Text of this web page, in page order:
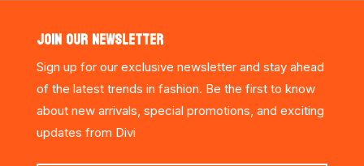
JOIN OUR NEWSLETTER
Sign up for our exclusive newsletter and stay ahead
of the latest trends in fashion. Be the first to know
about new arrivals, special promotions, and exciting
updates from Divi